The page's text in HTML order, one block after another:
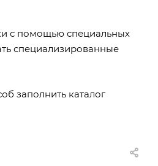
с помощью специальных
специализированные
заполнить каталог